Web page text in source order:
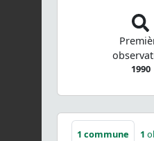
1990
1 commune 1